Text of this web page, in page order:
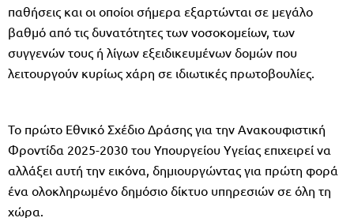
παθήσεις και οι οποίοι σήμερα εξαρτώνται σε μεγάλο
βαθμό από τις δυνατότητες των νοσοκομείων, των
συγγενών τους ή λίγων εξειδικευμένων δομών που
λειτουργούν κυρίως χάρη σε ιδιωτικές πρωτοβουλίες.
Το πρώτο Εθνικό Σχέδιο Δράσης για την Ανακουφιστική
Φροντίδα 2025-2030 του Υπουργείου Υγείας επιχειρεί να
αλλάξει αυτή την εικόνα, δημιουργώντας για πρώτη φορά
ένα ολοκληρωμένο δημόσιο δίκτυο υπηρεσιών σε όλη τη
χώρα.